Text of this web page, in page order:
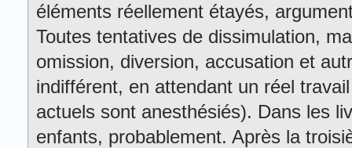
éléments réellement étayés,
Toutes tentatives de dissimulation,
omission, diversion, accusation et
indifférent, en attendant un réel
actuels sont anesthésiés). Dans les
enfants, probablement. Après la